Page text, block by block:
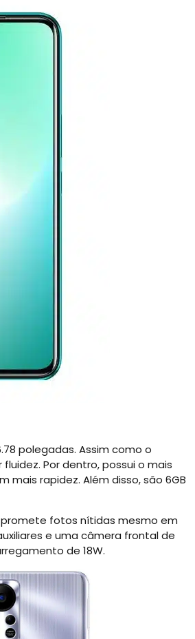
polegadas. Assim como o
Por dentro, possui o mais
rapidez. Além disso, são 6GB
promete fotos nítidas mesmo em
e uma câmera frontal de
de 18W.